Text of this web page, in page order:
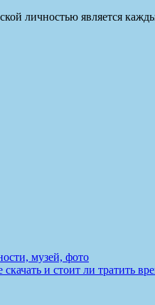
личностью является
музей, фото
и стоит ли тратить